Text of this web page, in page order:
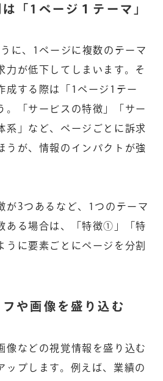
「1ページ１テーマ」
に、1ページに複数のテーマ
力が低下してしまいます。そ
成する際は「1ページ1テー
。「サービスの特徴」「サー
系」など、ページごとに訴求
うが、情報のインパクトが強
が3つあるなど、1つのテーマ
ある場合は、「特徴①」「特
に要素ごとにページを分割
や画像を盛り込む
像などの視覚情報を盛り込む
ップします。例えば、業績の